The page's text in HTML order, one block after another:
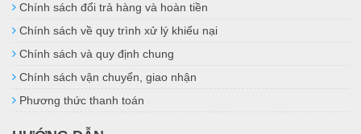
Chính sách đổi trả hàng và hoàn tiền
Chính sách về quy trình xử lý khiếu nại
Chính sách và quy định chung
Chính sách vận chuyển, giao nhận
Phương thức thanh toán